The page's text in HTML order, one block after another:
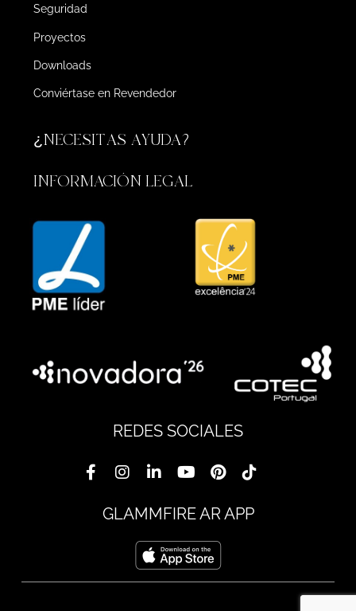
Seguridad
Proyectos
Downloads
Conviértase en Revendedor
¿NECESITAS AYUDA?
INFORMACIÓN LEGAL
REDES SOCIALES
GLAMMFIRE AR APP